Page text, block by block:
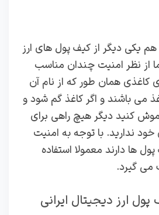
یکی دیگر از کیف پول های ارز
از نظر امنیت چندان مناسب
کاغذی همان طور که از نام آن
می باشند و اگر کاغذ گم شود و
کنید دیگر هیچ راهی برای
ندارید. با توجه به امنیت
ها دارند معمولا استفاده
می گیرد.
پول ارز دیجیتال ایرانی